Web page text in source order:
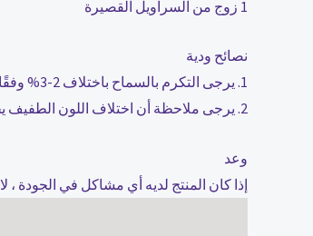
1 زوج من السراويل القصيرة
نصائح ودية
1. يرجى التكرم بالسماح باختلاف 2-3% وفقًا للقياس اليدوي
2. يرجى ملاحظة أن اختلاف اللون الطفيف يجب أن يكون مقبولا بسبب الضوء والشاشة. شكرًا.
وعد
إذا كان المنتج لديه أي مشاكل في